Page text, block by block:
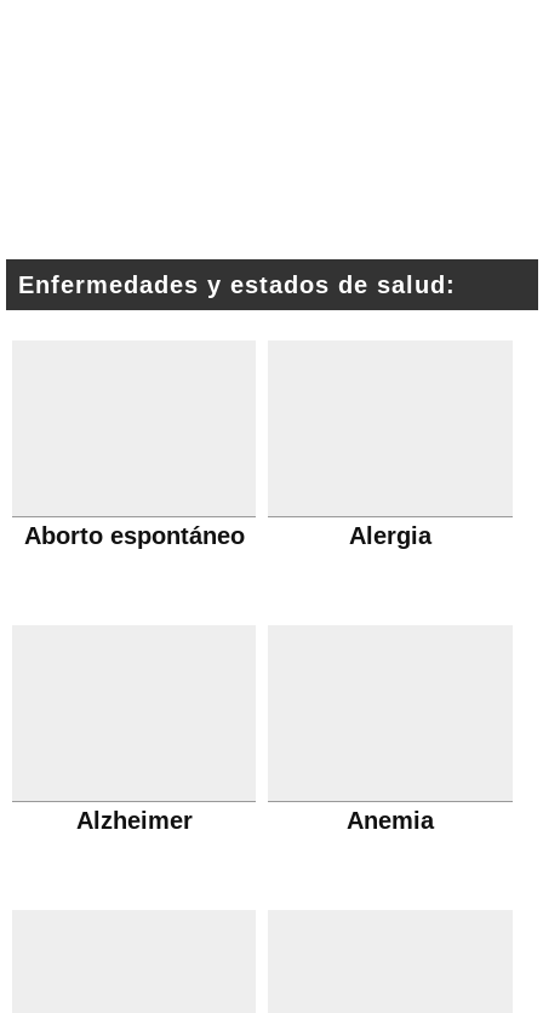
Enfermedades y estados de salud:
Aborto espontáneo Alergia
Alzheimer Anemia